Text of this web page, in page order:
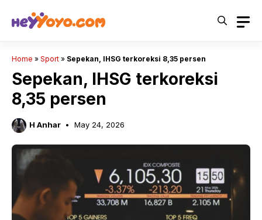
Home » Sport » Sepekan, IHSG terkoreksi 8,35 persen
Sepekan, IHSG terkoreksi
8,35 persen
H Anhar May 24, 2026